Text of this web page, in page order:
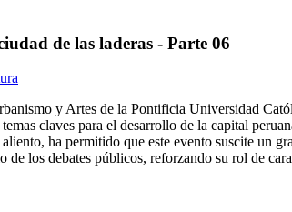
de las laderas - Parte 06
y Artes de la Pontificia Universidad
claves para el desarrollo de la capital
ha permitido que este evento suscite un
de los debates públicos, reforzando su rol de